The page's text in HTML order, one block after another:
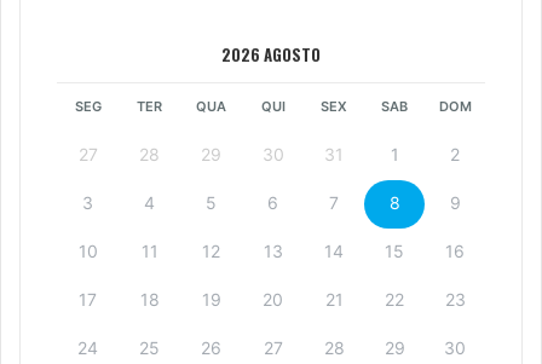
2026 AGOSTO
SEG TER QUA QUI SEX SAB DOM
27 28 29 30 31 1 2
3 4 5 6 7 8 9
10 11 12 13 14 15 16
17 18 19 20 21 22 23
24 25 26 27 28 29 30